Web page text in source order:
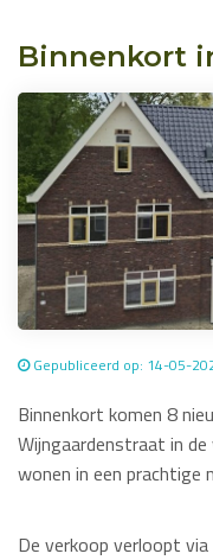
Binnenkort
Gepubliceerd op: 14-05-
Binnenkort komen 8
Wijngaardenstraat in
wonen in een prachtige
De verkoop verloopt